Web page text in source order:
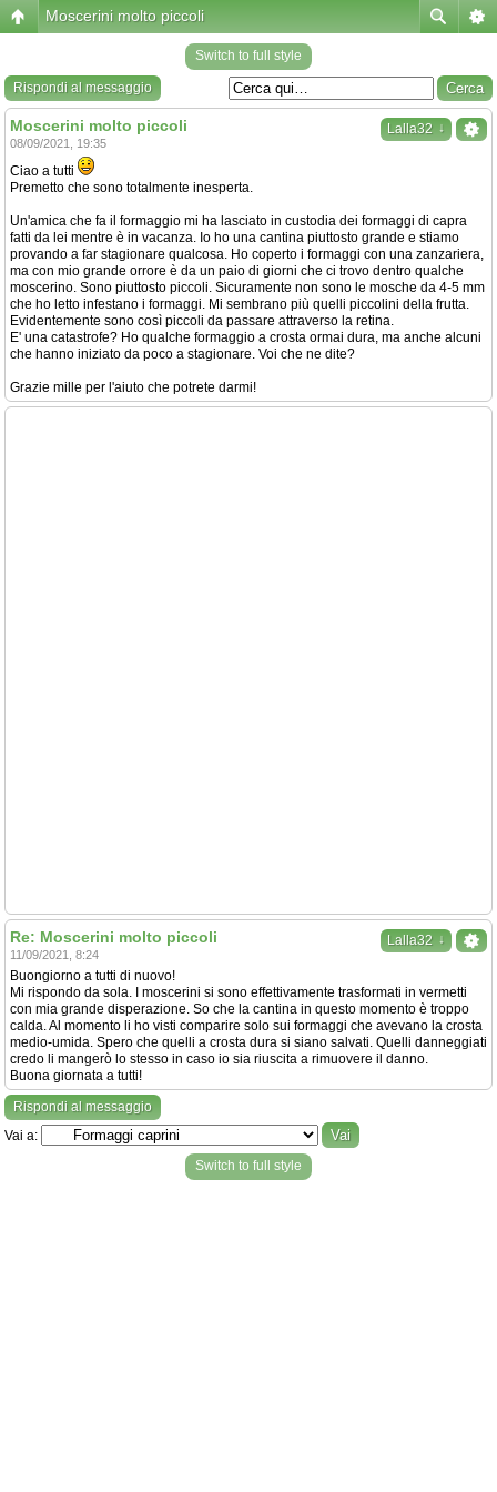
Moscerini molto piccoli
Switch to full style
Rispondi al messaggio
Lalla32 ↓
Moscerini molto piccoli
08/09/2021, 19:35
Ciao a tutti
Premetto che sono totalmente inesperta.
Un'amica che fa il formaggio mi ha lasciato in custodia dei formaggi di capra
fatti da lei mentre è in vacanza. Io ho una cantina piuttosto grande e stiamo
provando a far stagionare qualcosa. Ho coperto i formaggi con una zanzariera,
ma con mio grande orrore è da un paio di giorni che ci trovo dentro qualche
moscerino. Sono piuttosto piccoli. Sicuramente non sono le mosche da 4-5 mm
che ho letto infestano i formaggi. Mi sembrano più quelli piccolini della frutta.
Evidentemente sono così piccoli da passare attraverso la retina.
E' una catastrofe? Ho qualche formaggio a crosta ormai dura, ma anche alcuni
che hanno iniziato da poco a stagionare. Voi che ne dite?
Grazie mille per l'aiuto che potrete darmi!
Lalla32 ↓
Re: Moscerini molto piccoli
11/09/2021, 8:24
Buongiorno a tutti di nuovo!
Mi rispondo da sola. I moscerini si sono effettivamente trasformati in vermetti
con mia grande disperazione. So che la cantina in questo momento è troppo
calda. Al momento li ho visti comparire solo sui formaggi che avevano la crosta
medio-umida. Spero che quelli a crosta dura si siano salvati. Quelli danneggiati
credo li mangerò lo stesso in caso io sia riuscita a rimuovere il danno.
Buona giornata a tutti!
Rispondi al messaggio
Vai a:
Switch to full style